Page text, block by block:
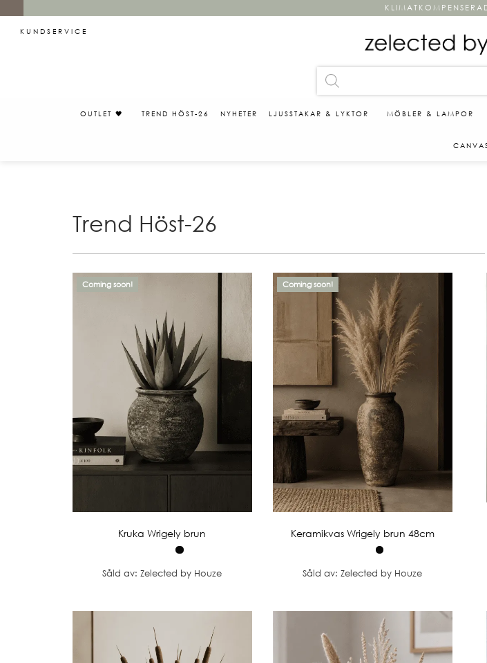
KUNDSERVICE
OUTLET 🖤 TREND HÖST-26 NYHETER LJUSSTAKAR & LYKTOR MÖBLER & LAMPOR
Trend Höst-26
Coming soon!
Kruka Wrigely brun
Såld av: Zelected by Houze
Coming soon!
Keramikvas Wrigely brun 48cm
Såld av: Zelected by Houze